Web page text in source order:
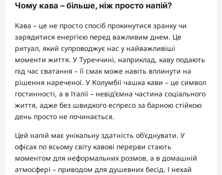
Чому кава – більше, ніж просто напій?
Кава – це не просто спосіб прокинутися зранку чи
зарядитися енергією перед важливим днем. Це
ритуал, який супроводжує нас у найважливіші
моменти життя. У Туреччині, наприклад, каву подають
під час сватання – її смак може навіть вплинути на
рішення нареченої. У Колумбії чашка кави – це символ
гостинності, а в Італії – невід’ємна частина соціального
життя, адже без швидкого еспресо за барною стійкою
день просто не починається.
Цей напій має унікальну здатність об’єднувати. У
офісах по всьому світу кавові перерви стають
моментом для неформальних розмов, а в домашній
атмосфері – приводом для душевних бесід. І нехай